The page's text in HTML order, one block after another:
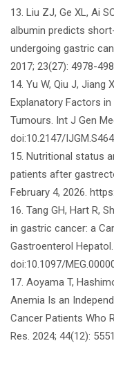
13. Liu ZJ, Ge XL, Ai
albumin predicts
undergoing gastric
2017; 23(27): 4978-
14. Yu W, Qiu J, Jiang
Explanatory Factors
Tumours. Int J Gen
doi:10.2147/
15. Nutritional status
patients after
February 4, 2026.
16. Tang GH, Hart R,
in gastric cancer: a
Gastroenterol Hepatol.
doi:10.1097/
17. Aoyama T,
Anemia Is an
Cancer Patients Who
Res. 2024; 44(12):